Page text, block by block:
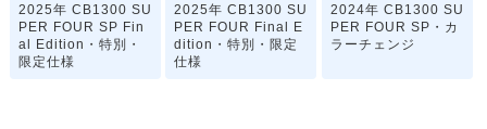
2025年 CB1300 SU
PER FOUR SP Fin
al Edition・特別・
限定仕様
2025年 CB1300 SU
PER FOUR Final E
dition・特別・限定
仕様
2024年 CB1300 SU
PER FOUR SP・カ
ラーチェンジ